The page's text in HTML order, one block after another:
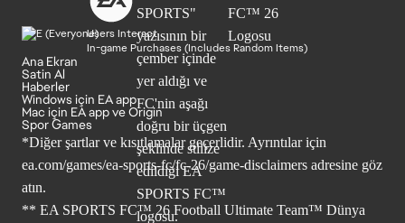
Users Interact
In-game Purchases (Includes Random Items)
Ana Ekran
Satin Al
Haberler
Windows için EA app
Mac için EA app ve Origin
Spor Games
*Diğer şartlar ve kısıtlamalar geçerlidir. Ayrıntılar için
ea.com/games/ea-sports-fc/fc-26/game-disclaimers adresine göz
atın.
** EA SPORTS FC™ 26 Football Ultimate Team™ Dünya